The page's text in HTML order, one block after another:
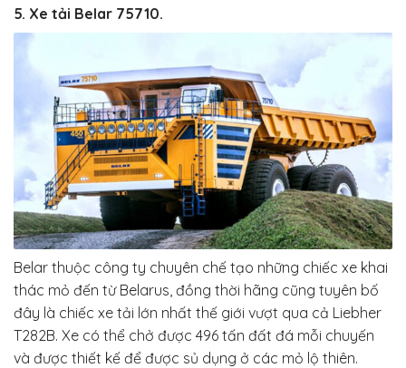
5. Xe tải Belar 75710.
Belar thuộc công ty chuyên chế tạo những chiếc xe khai
thác mỏ đến từ Belarus, đồng thời hãng cũng tuyên bố
đây là chiếc xe tải lớn nhất thế giới vượt qua cả Liebher
T282B. Xe có thể chở được 496 tấn đất đá mỗi chuyến
và được thiết kế để được sủ dụng ở các mỏ lộ thiên.